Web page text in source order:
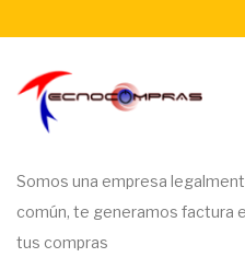
Somos una empresa
común, te generamos factura
tus compras